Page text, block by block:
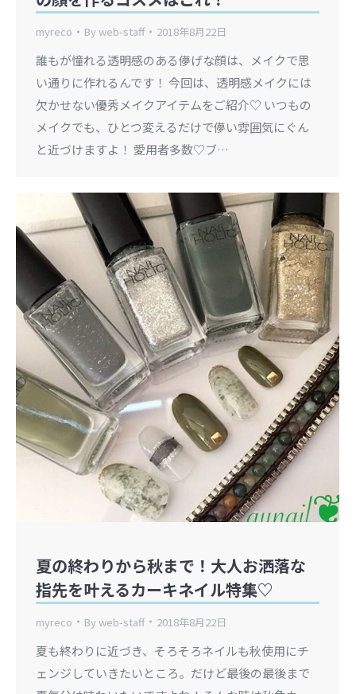
myreco Byweb-staff 2018年8月22日
誰もが憧れる透明感のある儚げな顔は、メイクで思
い通りに作れるんです！ 今回は、透明感メイクには
欠かせない優秀メイクアイテムをご紹介♡ いつもの
メイクでも、ひとつ変えるだけで儚い雰囲気にぐん
と近づけますよ！ 愛用者多数♡ブ…
夏の終わりから秋まで！大人お洒落な
指先を叶えるカーキネイル特集♡
myreco Byweb-staff 2018年8月22日
夏も終わりに近づき、そろそろネイルも秋使用にチ
ェンジしていきたいところ。だけど最後の最後まで